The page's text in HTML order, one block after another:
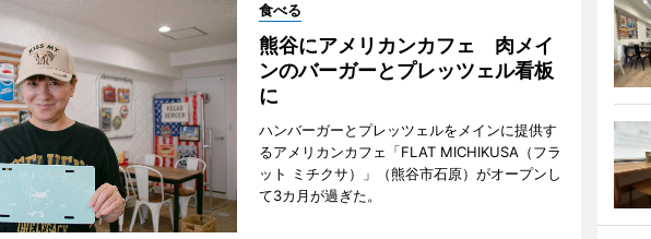
食べる
熊谷にアメリカンカフェ 肉メイ
ンのバーガーとプレッツェル看板
に
ハンバーガーとプレッツェルをメインに提供す
るアメリカンカフェ「FLAT MICHIKUSA（フラ
ット ミチクサ）」（熊谷市石原）がオープンし
て3カ月が過ぎた。